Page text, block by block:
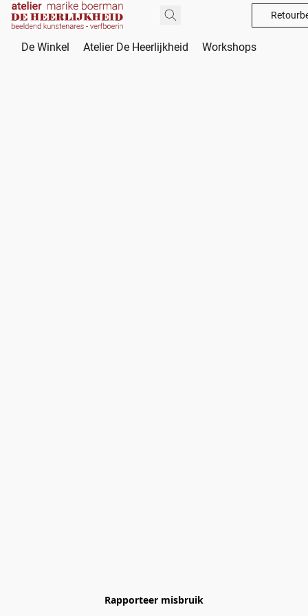
De Winkel Atelier De Heerlijkheid Workshops
Rapporteer misbruik